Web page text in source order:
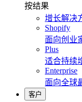
按结果
增长解决
Shopify
面向创业
Plus
适合持续
Enterprise
面向全球
客户